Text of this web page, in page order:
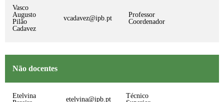
Vasco
Augusto
Pilão
Cadavez
vcadavez@ipb.pt
Professor
Coordenador
Não docentes
Etelvina
etelvina@ipb.pt
Técnico